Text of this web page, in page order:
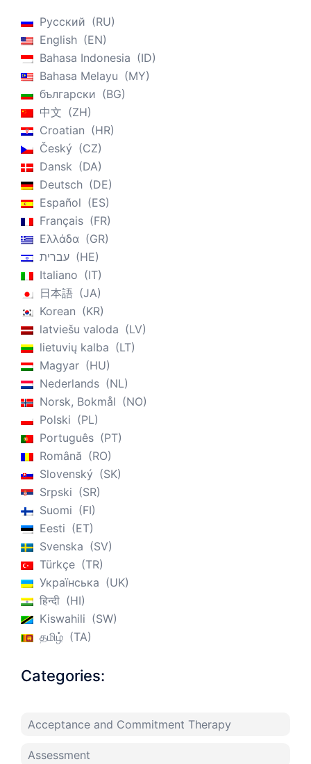
Русский
RU
English
EN
Bahasa Indonesia
ID
Bahasa Melayu
MY
български
BG
中文
ZH
Croatian
HR
Český
CZ
Dansk
DA
Deutsch
DE
Español
ES
Français
FR
Ελλάδα
GR
עברית
HE
Italiano
IT
日本語
JA
Korean
KR
latviešu valoda
LV
lietuvių kalba
LT
Magyar
HU
Nederlands
NL
Norsk, Bokmål
NO
Polski
PL
Português
PT
Română
RO
Slovenský
SK
Srpski
SR
Suomi
FI
Eesti
ET
Svenska
SV
Türkçe
TR
Українська
UK
हिन्दी
HI
Kiswahili
SW
தமிழ்
TA
Categories:
Acceptance and Commitment Therapy
Assessment